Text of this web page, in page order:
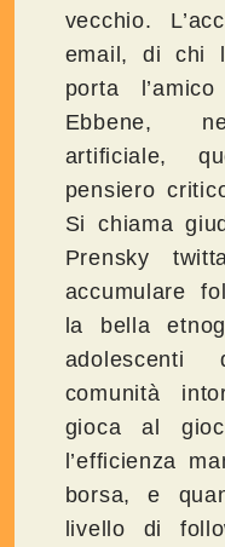
vecchio.
email, di chi
porta
Ebbene,
artificiale,
pensiero
Si chiama
Prensky
accumulare
la bella
adolescenti
comunità
gioca al
l’efficienza
borsa, e
livello di